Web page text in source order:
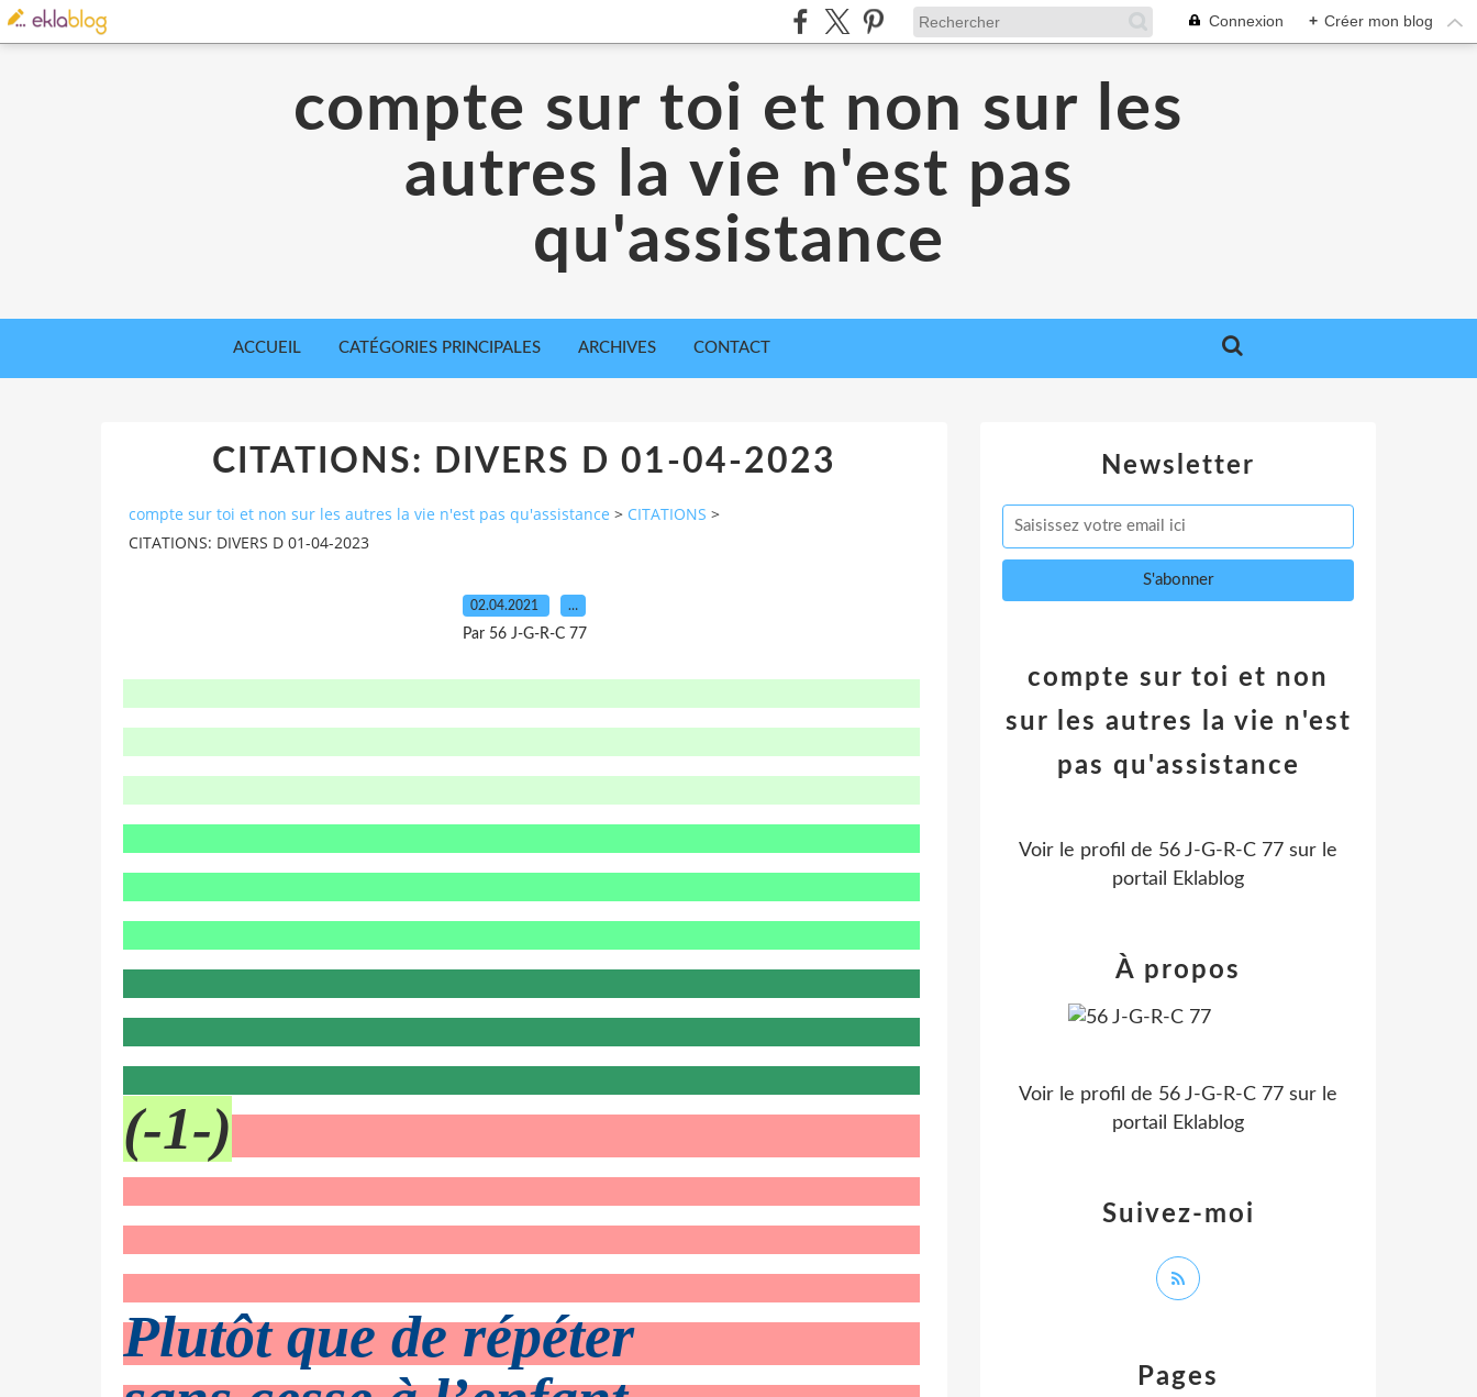
Connexion + Créer mon blog
compte sur toi et non sur les
autres la vie n'est pas
qu'assistance
ACCUEIL CATÉGORIES PRINCIPALES ARCHIVES CONTACT
CITATIONS: DIVERS D 01-04-2023
compte sur toi et non sur les autres la vie n'est pas qu'assistance > CITATIONS >
CITATIONS: DIVERS D 01-04-2023
02.04.2021 …
Par 56 J-G-R-C 77
(-1-)
Plutôt que de répéter
Newsletter
Pages
compte sur toi et non
sur les autres la vie n'est
pas qu'assistance
Voir le profil de 56 J-G-R-C 77 sur le
portail Eklablog
Suivez-moi
À propos
Voir le profil de 56 J-G-R-C 77 sur le
portail Eklablog